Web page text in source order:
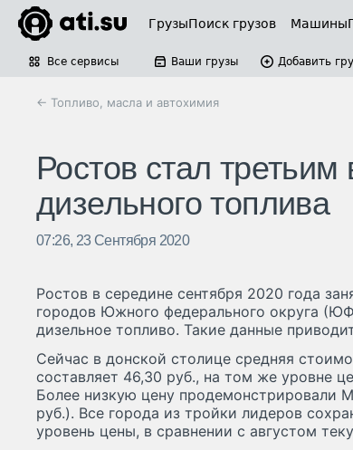
ГрузыПоиск грузов Машины
Все сервисы Ваши грузы Добавить
← Топливо, масла и автохимия
Ростов стал
дизельного топлива
07:26, 23 Сентября 2020
Ростов в середине сентября 2020 года
городов Южного федерального округа
дизельное топливо. Такие данные
Сейчас в донской столице средняя
составляет 46,30 руб., на том же уровне
Более низкую цену продемонстрировали
руб.). Все города из тройки лидеров
уровень цены, в сравнении с августом